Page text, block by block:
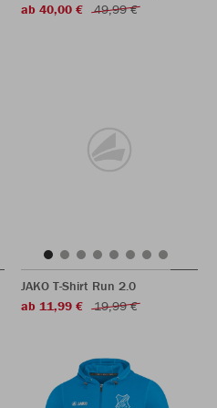
ab 40,00 €
49,99 €
JAKO T-Shirt Run 2.0
ab 11,99 €
19,99 €